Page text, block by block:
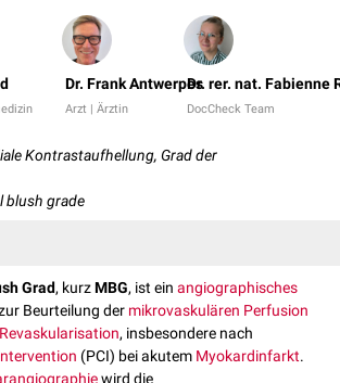
Dr. Frank Antwerpes
Arzt | Ärztin
Dr. rer. nat. Fabienne
DocCheck Team
Kontrastaufhellung, Grad der
blush grade
Grad, kurzMBG, ist ein angiographisches
Beurteilung der mikrovaskulären Perfusion
Revaskularisation, insbesondere nach
(PCI) bei akutem Myokardinfarkt.
wird die